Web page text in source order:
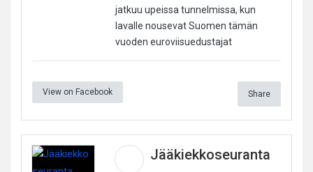
jatkuu upeissa tunnelmissa, kun
lavalle nousevat Suomen tämän
vuoden euroviisuedustajat
View on Facebook Share
Jääkiekkoseuranta